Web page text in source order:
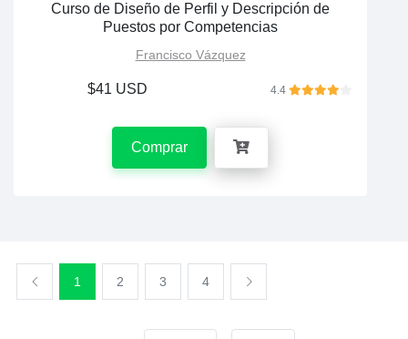
Curso de Diseño de Perfil y Descripción de
Puestos por Competencias
Francisco Vázquez
$41 USD 4.4
Comprar
1 2 3 4